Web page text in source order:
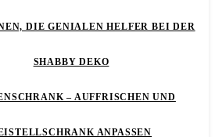
DIE GENIALEN HELFER BEI DER
SHABBY DEKO
– AUFFRISCHEN UND
ANPASSEN